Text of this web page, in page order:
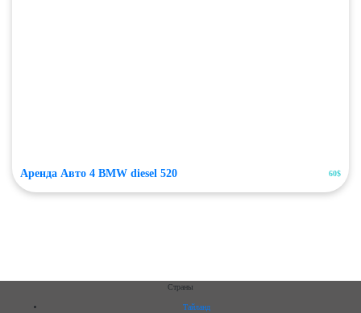
Аренда Авто 4 BMW diesel 520 60$
Страны
Тайланд